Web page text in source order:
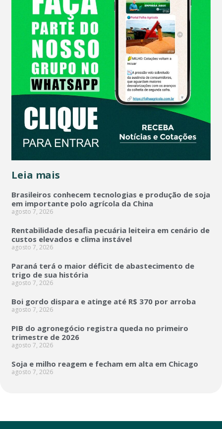
Leia mais
Brasileiros conhecem tecnologias e produção de soja
em importante polo agrícola da China
agosto 7, 2026
Rentabilidade desafia pecuária leiteira em cenário de
custos elevados e clima instável
agosto 7, 2026
Paraná terá o maior déficit de abastecimento de
trigo de sua história
agosto 7, 2026
Boi gordo dispara e atinge até R$ 370 por arroba
agosto 7, 2026
PIB do agronegócio registra queda no primeiro
trimestre de 2026
agosto 7, 2026
Soja e milho reagem e fecham em alta em Chicago
agosto 7, 2026